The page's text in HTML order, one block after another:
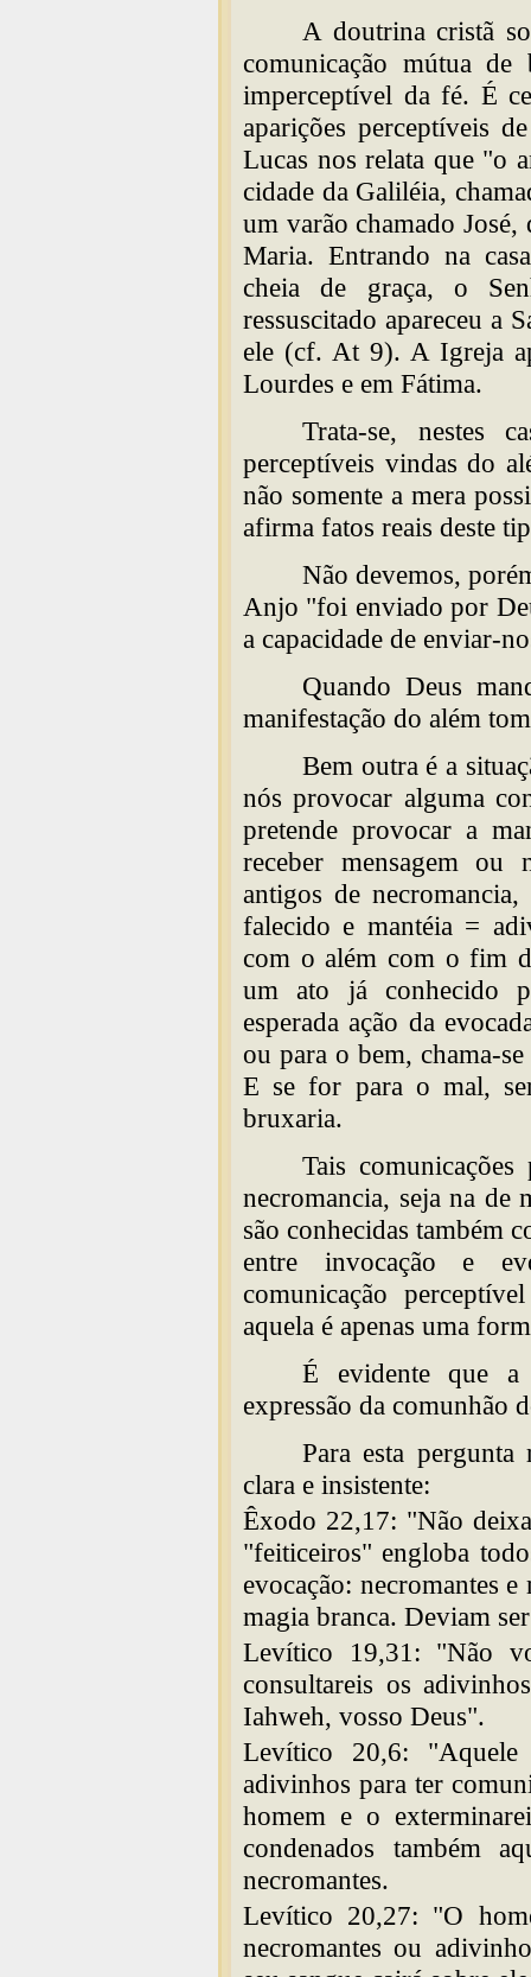
A doutrina cristã
comunicação mútua de
imperceptível da fé. É
aparições perceptíveis
Lucas nos relata que "o
cidade da Galiléia,
um varão chamado
Maria. Entrando na
cheia de graça, o
ressuscitado apareceu a
ele (cf. At 9). A Igreja
Lourdes e em Fátima.
Trata-se, nestes
perceptíveis vindas do
não somente a mera
afirma fatos reais deste
Não devemos,
Anjo "foi enviado por
a capacidade de enviar-
Quando Deus
manifestação do além
Bem outra é a
nós provocar alguma
pretende provocar a
receber mensagem ou
antigos de
falecido e mantéia =
com o além com o fim
um ato já conhecido
esperada ação da
ou para o bem, chama-
E se for para o mal,
bruxaria.
Tais
necromancia, seja na de
são conhecidas também
entre invocação e
comunicação
aquela é apenas uma
É evidente que
expressão da comunhão
Para esta pergunta
clara e insistente:
Êxodo 22,17: "Não
"feiticeiros" engloba
evocação: necromantes
magia branca. Deviam
Levítico 19,31: "Não
consultareis os
Iahweh, vosso Deus".
Levítico 20,6: "Aquele
adivinhos para ter
homem e o
condenados também
necromantes.
Levítico 20,27: "O
necromantes ou